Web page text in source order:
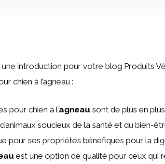
une introduction pour votre blog Produits
chien à l’agneau :
pour chien à l’agneau sont de plus en
soucieux de la santé et du bien-
pour ses propriétés bénéfiques pour la
est une option de qualité pour ceux qui